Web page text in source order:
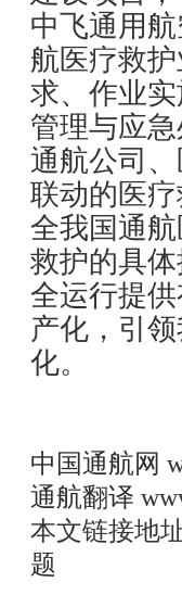
中飞通用
航医疗救
求、作业
管理与应
通航公司
联动的医
全我国通
救护的具
全运行提
产化，引
化。
中国通航网
通航翻译
本文链接地
题